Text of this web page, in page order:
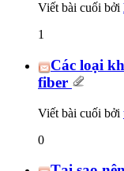
Viết bài cuối bởi
1
Các loại
fiber
Viết bài cuối bởi
0